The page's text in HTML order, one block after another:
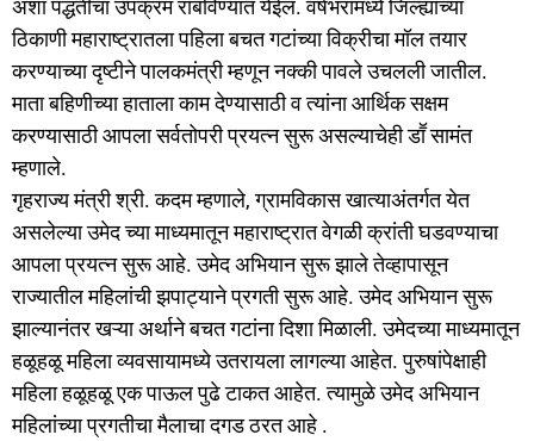
अशा पद्धतीचा उपक्रम राबविण्यात येईल. वर्षभरामध्ये जिल्ह्याच्या
ठिकाणी महाराष्ट्रातला पहिला बचत गटांच्या विक्रीचा मॉल तयार
करण्याच्या दृष्टीने पालकमंत्री म्हणून नक्की पावले उचलली जातील.
माता बहिणीच्या हाताला काम देण्यासाठी व त्यांना आर्थिक सक्षम
करण्यासाठी आपला सर्वतोपरी प्रयत्न सुरू असल्याचेही डाॕ सामंत
म्हणाले.
गृहराज्य मंत्री श्री. कदम म्हणाले, ग्रामविकास खात्याअंतर्गत येत
असलेल्या उमेद च्या माध्यमातून महाराष्ट्रात वेगळी क्रांती घडवण्याचा
आपला प्रयत्न सुरू आहे. उमेद अभियान सुरू झाले तेव्हापासून
राज्यातील महिलांची झपाट्याने प्रगती सुरू आहे. उमेद अभियान सुरू
झाल्यानंतर खऱ्या अर्थाने बचत गटांना दिशा मिळाली. उमेदच्या माध्यमातून
हळूहळू महिला व्यवसायामध्ये उतरायला लागल्या आहेत. पुरुषांपेक्षाही
महिला हळूहळू एक पाऊल पुढे टाकत आहेत. त्यामुळे उमेद अभियान
महिलांच्या प्रगतीचा मैलाचा दगड ठरत आहे .